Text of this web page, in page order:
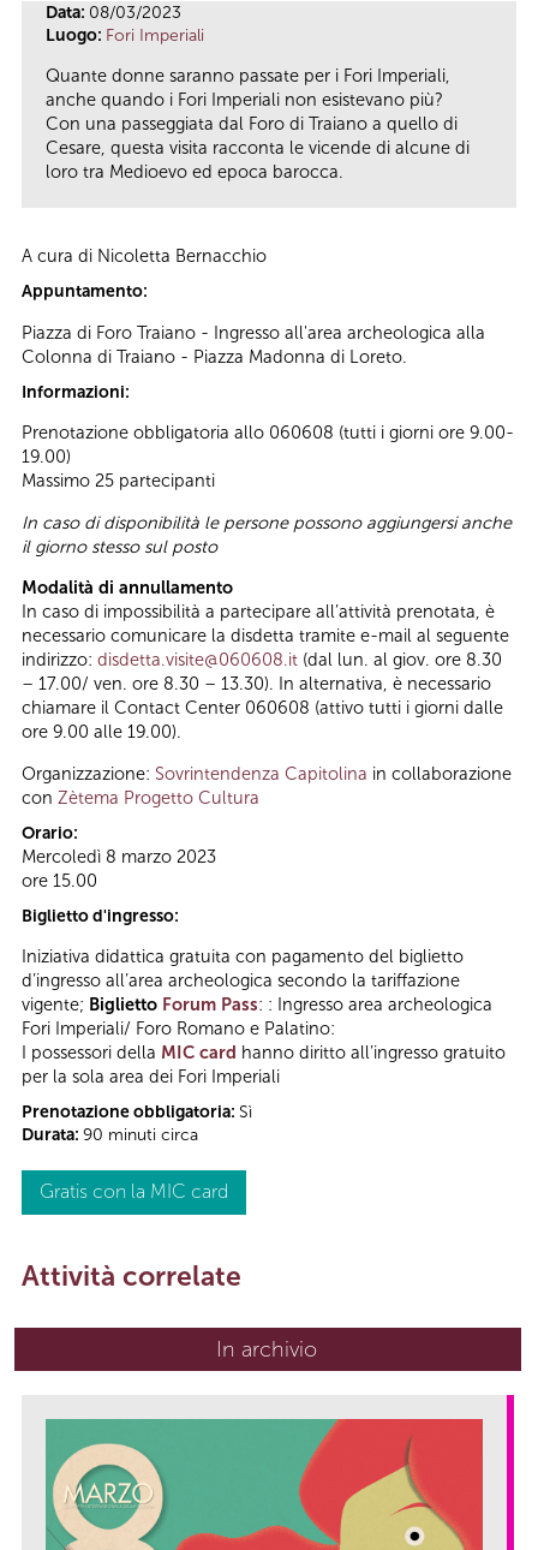
Data: 08/03/2023
Luogo: Fori Imperiali
Quante donne saranno passate per i Fori Imperiali,
anche quando i Fori Imperiali non esistevano più?
Con una passeggiata dal Foro di Traiano a quello di
Cesare, questa visita racconta le vicende di alcune di
loro tra Medioevo ed epoca barocca.
A cura di Nicoletta Bernacchio
Appuntamento:
Piazza di Foro Traiano - Ingresso all'area archeologica alla
Colonna di Traiano - Piazza Madonna di Loreto.
Informazioni:
Prenotazione obbligatoria allo 060608 (tutti i giorni ore 9.00-
19.00)
Massimo 25 partecipanti
In caso di disponibilità le persone possono aggiungersi anche
il giorno stesso sul posto
Modalità di annullamento
In caso di impossibilità a partecipare all’attività prenotata, è
necessario comunicare la disdetta tramite e-mail al seguente
indirizzo: disdetta.visite@060608.it (dal lun. al giov. ore 8.30
– 17.00/ ven. ore 8.30 – 13.30). In alternativa, è necessario
chiamare il Contact Center 060608 (attivo tutti i giorni dalle
ore 9.00 alle 19.00).
Organizzazione: Sovrintendenza Capitolina in collaborazione
con Zètema Progetto Cultura
Orario:
Mercoledì 8 marzo 2023
ore 15.00
Biglietto d'ingresso:
Iniziativa didattica gratuita con pagamento del biglietto
d’ingresso all’area archeologica secondo la tariffazione
vigente; Biglietto Forum Pass: : Ingresso area archeologica
Fori Imperiali/ Foro Romano e Palatino:
I possessori della MIC card hanno diritto all’ingresso gratuito
per la sola area dei Fori Imperiali
Prenotazione obbligatoria: Sì
Durata: 90 minuti circa
Gratis con la MIC card
Attività correlate
In archivio